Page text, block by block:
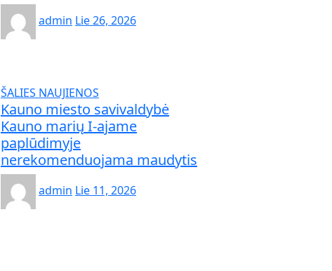
admin Lie 26, 2026
ŠALIES NAUJIENOS
Kauno miesto savivaldybė
Kauno marių I-ajame
paplūdimyje
nerekomenduojama maudytis
admin Lie 11, 2026